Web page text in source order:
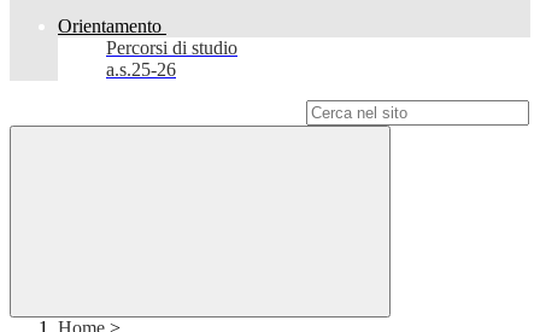
Orientamento
Percorsi di studio
a.s.25-26